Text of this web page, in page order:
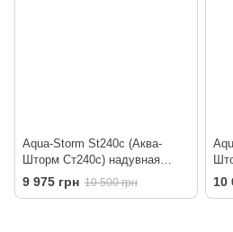
Aqua-Storm St240c (Аква-
Шторм Ст240с) надувная
гребная лодка
9 975 грн 10 500 грн 10